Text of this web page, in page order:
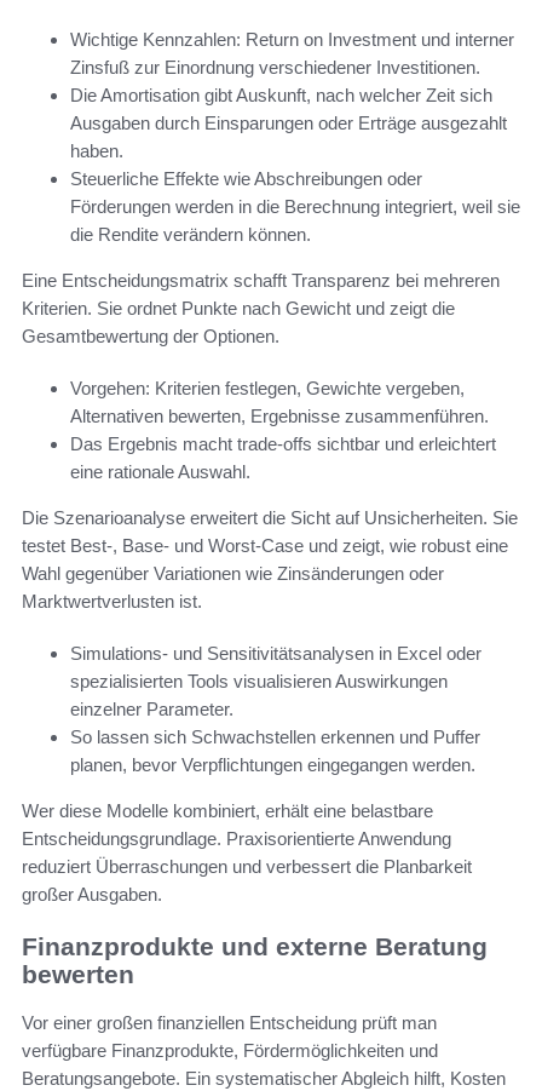
Wichtige Kennzahlen: Return on Investment und interner
Zinsfuß zur Einordnung verschiedener Investitionen.
Die Amortisation gibt Auskunft, nach welcher Zeit sich
Ausgaben durch Einsparungen oder Erträge ausgezahlt
haben.
Steuerliche Effekte wie Abschreibungen oder
Förderungen werden in die Berechnung integriert, weil sie
die Rendite verändern können.
Eine Entscheidungsmatrix schafft Transparenz bei mehreren
Kriterien. Sie ordnet Punkte nach Gewicht und zeigt die
Gesamtbewertung der Optionen.
Vorgehen: Kriterien festlegen, Gewichte vergeben,
Alternativen bewerten, Ergebnisse zusammenführen.
Das Ergebnis macht trade-offs sichtbar und erleichtert
eine rationale Auswahl.
Die Szenarioanalyse erweitert die Sicht auf Unsicherheiten. Sie
testet Best-, Base- und Worst-Case und zeigt, wie robust eine
Wahl gegenüber Variationen wie Zinsänderungen oder
Marktwertverlusten ist.
Simulations- und Sensitivitätsanalysen in Excel oder
spezialisierten Tools visualisieren Auswirkungen
einzelner Parameter.
So lassen sich Schwachstellen erkennen und Puffer
planen, bevor Verpflichtungen eingegangen werden.
Wer diese Modelle kombiniert, erhält eine belastbare
Entscheidungsgrundlage. Praxisorientierte Anwendung
reduziert Überraschungen und verbessert die Planbarkeit
großer Ausgaben.
Finanzprodukte und externe Beratung
bewerten
Vor einer großen finanziellen Entscheidung prüft man
verfügbare Finanzprodukte, Fördermöglichkeiten und
Beratungsangebote. Ein systematischer Abgleich hilft, Kosten